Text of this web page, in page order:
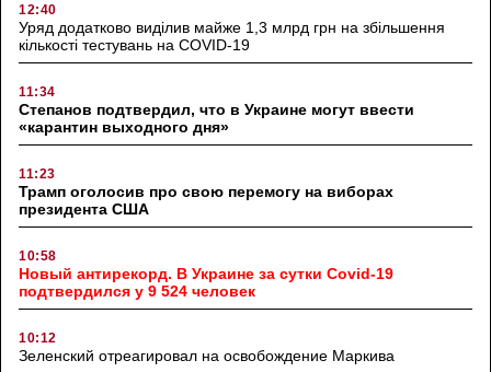
12:40
Уряд додатково виділив майже 1,3 млрд грн на збільшення
кількості тестувань на COVID-19
11:34
Степанов подтвердил, что в Украине могут ввести
«карантин выходного дня»
11:23
Трамп оголосив про свою перемогу на виборах
президента США
10:58
Новый антирекорд. В Украине за сутки Covid-19
подтвердился у 9 524 человек
10:12
Зеленский отреагировал на освобождение Маркива